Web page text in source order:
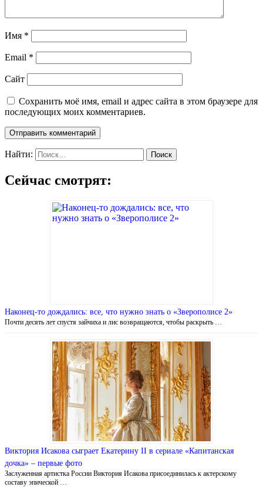
Имя *
Email *
Сайт
Сохранить моё имя, email и адрес сайта в этом браузере для
последующих моих комментариев.
Найти:
Сейчас смотрят:
Наконец-то дождались: все, что нужно знать о «Зверополисе 2»
Почти десять лет спустя зайчиха и лис возвращаются, чтобы раскрыть …
Виктория Исакова сыграет Екатерину II в сериале «Капитанская
дочка» – первые фото
Заслуженная артистка России Виктория Исакова присоединилась к актерскому
составу эпической …